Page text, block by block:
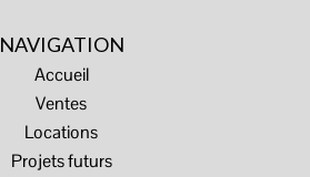
NAVIGATION
Accueil
Ventes
Locations
Projets futurs